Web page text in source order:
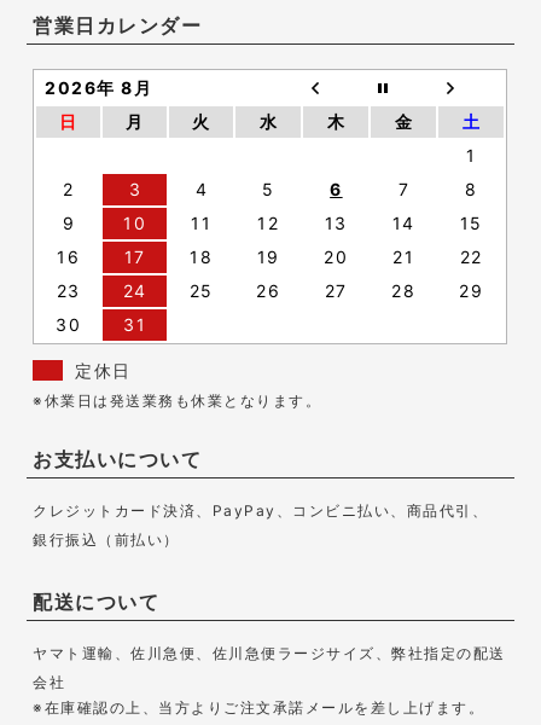
営業日カレンダー
2026年 8月
日
月 火 水 木 金
土
1
2
3 4 5 6 7
8
9
10 11 12 13 14
15
16
17 18 19 20 21
22
23
24 25 26 27 28
29
30
31
定休日
※休業日は発送業務も休業となります。
お支払いについて
クレジットカード決済、PayPay、コンビニ払い、商品代引、
銀行振込（前払い）
配送について
ヤマト運輸、佐川急便、佐川急便ラージサイズ、弊社指定の配送
会社
※在庫確認の上、当方よりご注文承諾メールを差し上げます。